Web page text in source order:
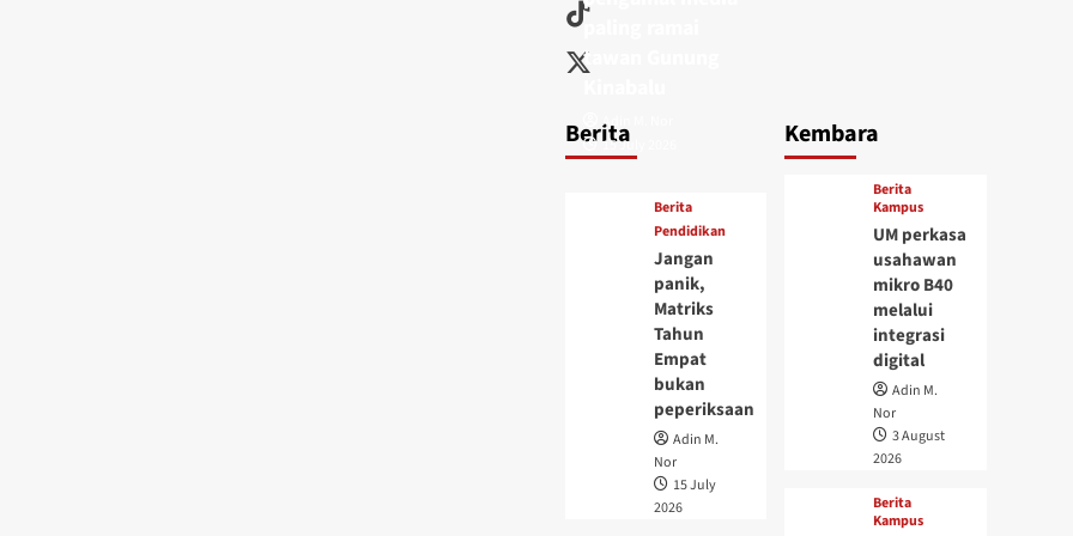
Berita
paling ramai
tawan Gunung
Adin M. Nor
15 July 2026
Berita
Pendidikan
Jangan
panik,
Matriks
Tahun
Empat
bukan
peperiksaan
Adin M.
Nor
15 July
2026
Kembara
Berita
Kampus
UM perkasa
usahawan
mikro B40
melalui
integrasi
digital
Adin M.
Nor
3 August
2026
Berita
Kampus